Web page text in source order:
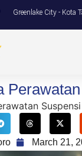
Greenlake City - Kota
March 21,